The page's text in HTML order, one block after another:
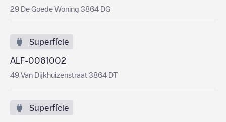
29 De Goede Woning 3864 DG
Superfície
ALF-0061002
49 Van Dijkhuizenstraat 3864 DT
Superfície